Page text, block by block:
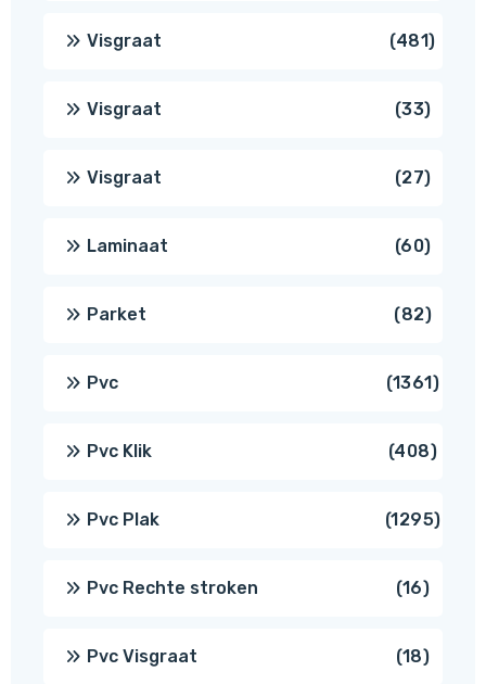
Visgraat 481481
Visgraat 3333
Visgraat 2727
Laminaat 6060
Parket 8282
Pvc 13611361
Pvc Klik 408408
Pvc Plak 12951295
Pvc Rechte stroken 1616
Pvc Visgraat 1818